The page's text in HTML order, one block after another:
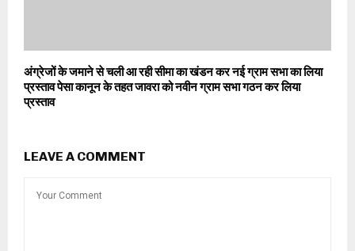
अंग्रेजों के जमाने से चली आ रही सीमा का खंडन कर नई ग्राम सभा का लिया
प्रस्ताव पेसा कानून के तहत जावरा को नवीन ग्राम सभा गठन कर लिया
प्रस्ताव
LEAVE A COMMENT